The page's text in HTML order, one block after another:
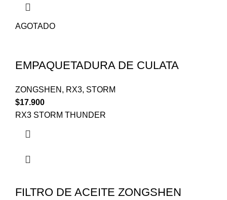
AGOTADO
EMPAQUETADURA DE CULATA
ZONGSHEN , RX3, STORM
$17.900
RX3 STORM THUNDER
FILTRO DE ACEITE ZONGSHEN